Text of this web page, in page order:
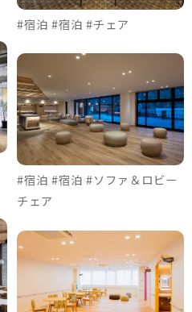
#宿泊 #宿泊 #チェア
#宿泊 #宿泊 #ソファ＆ロビー
チェア